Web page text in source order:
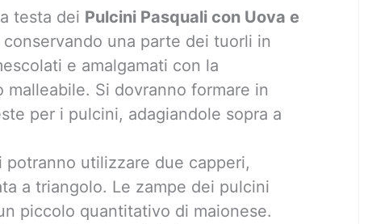
testa dei Pulcini Pasquali con Uova e
una parte dei tuorli in
e amalgamati con la
Si dovranno formare in
per i pulcini, adagiandole sopra a
utilizzare due capperi,
a triangolo. Le zampe dei pulcini
piccolo quantitativo di maionese.